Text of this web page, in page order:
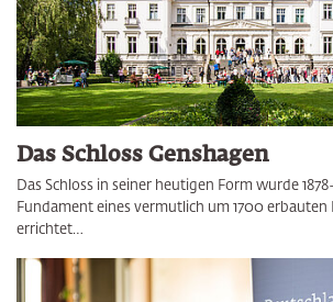
Das Schloss Genshagen
Das Schloss in seiner heutigen Form wurde
Fundament eines vermutlich um 1700 erbauten
errichtet…